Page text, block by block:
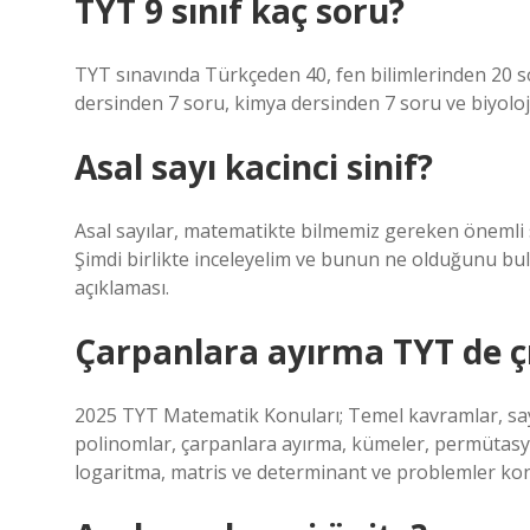
TYT 9 sınıf kaç soru?
TYT sınavında Türkçeden 40, fen bilimlerinden
dersinden 7 soru, kimya dersinden 7 soru ve
Asal sayı kacinci sinif?
Asal sayılar, matematikte bilmemiz gereken önemli
Şimdi birlikte inceleyelim ve bunun ne olduğunu
açıklaması.
Çarpanlara ayırma TYT de
2025 TYT Matematik Konuları; Temel kavramlar,
polinomlar, çarpanlara ayırma, kümeler,
logaritma, matris ve determinant ve problemler